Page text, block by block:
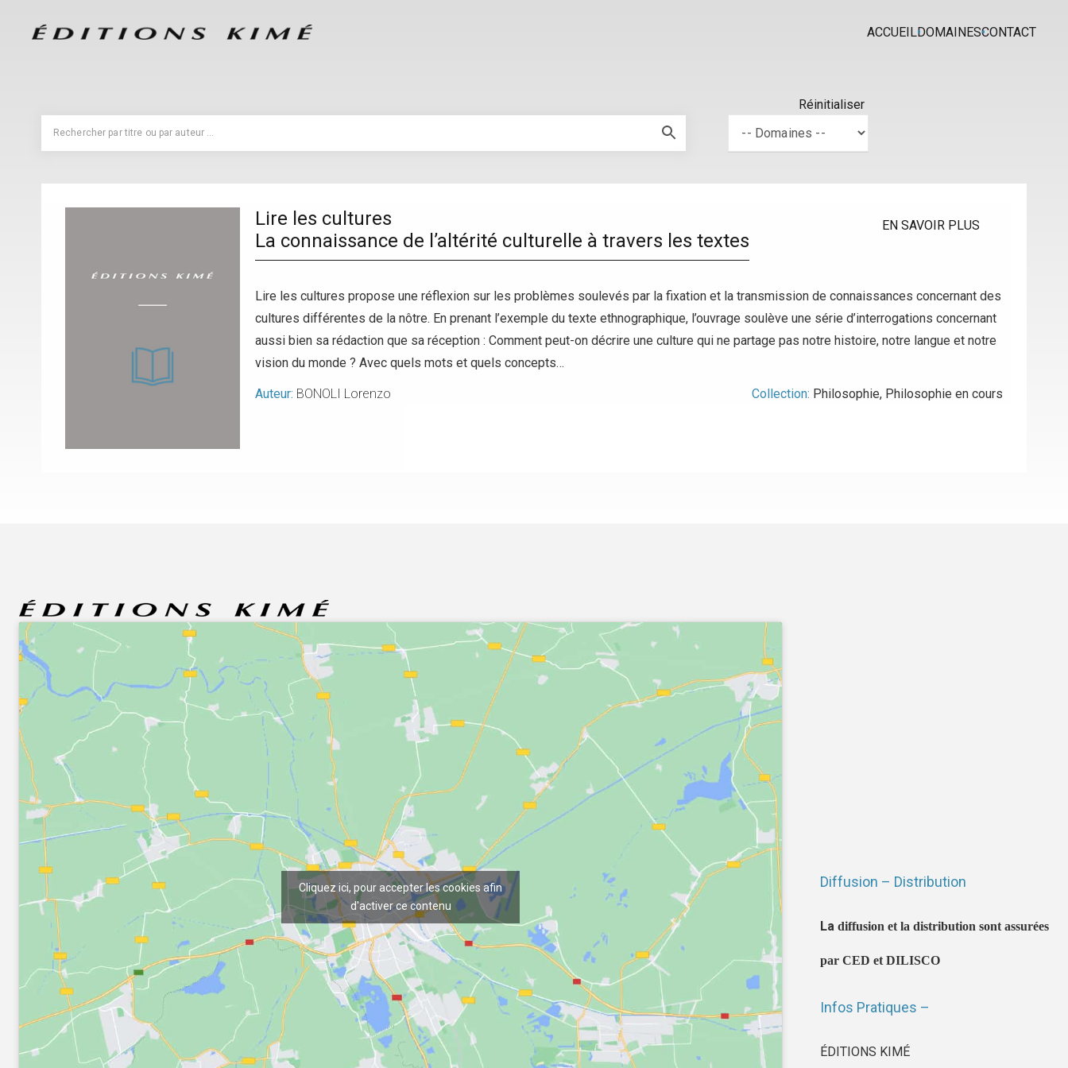
ACCUEILDOMAINESCONTACT
Réinitialiser
Lire les cultures
La connaissance de l’altérité culturelle à travers les textes
EN SAVOIR PLUS
Lire les cultures propose une réflexion sur les problèmes soulevés par la fixation et la transmission de connaissances concernant des
cultures différentes de la nôtre. En prenant l’exemple du texte ethnographique, l’ouvrage soulève une série d’interrogations concernant
aussi bien sa rédaction que sa réception : Comment peut-on décrire une culture qui ne partage pas notre histoire, notre langue et notre
vision du monde ? Avec quels mots et quels concepts…
Auteur: BONOLI Lorenzo Collection: Philosophie, Philosophie en cours
Cliquez ici, pour accepter les cookies afin
d'activer ce contenu
Diffusion – Distribution
La diffusion et la distribution sont assurées
par CED et DILISCO
Infos Pratiques –
ÉDITIONS KIMÉ